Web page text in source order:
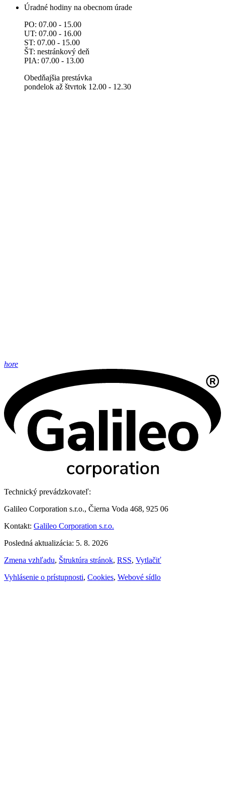
Úradné hodiny na obecnom úrade
PO: 07.00 - 15.00
UT: 07.00 - 16.00
ST: 07.00 - 15.00
ŠT: nestránkový deň
PIA: 07.00 - 13.00
Obedňajšia prestávka
pondelok až štvrtok 12.00 - 12.30
hore
Technický prevádzkovateľ:
Galileo Corporation s.r.o., Čierna Voda 468, 925 06
Kontakt: Galileo Corporation s.r.o.
Posledná aktualizácia: 5. 8. 2026
Zmena vzhľadu, Štruktúra stránok, RSS, Vytlačiť
Vyhlásenie o prístupnosti, Cookies, Webové sídlo